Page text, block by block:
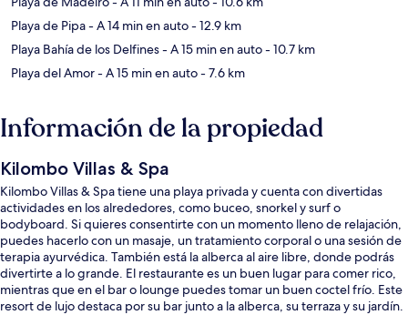
Playa de Pipa- A 14 min en auto- 12.9 km
Playa Bahía de los Delfines- A 15 min en auto- 10.7 km
Playa del Amor- A 15 min en auto- 7.6 km
Información de la propiedad
Kilombo Villas & Spa
Kilombo Villas & Spa tiene una playa privada y cuenta con divertidas
actividades en los alrededores, como buceo, snorkel y surf o
bodyboard. Si quieres consentirte con un momento lleno de relajación,
puedes hacerlo con un masaje, un tratamiento corporal o una sesión de
terapia ayurvédica. También está la alberca al aire libre, donde podrás
divertirte a lo grande. El restaurante es un buen lugar para comer rico,
mientras que en el bar o lounge puedes tomar un buen coctel frío. Este
resort de lujo destaca por su bar junto a la alberca, su terraza y su jardín.